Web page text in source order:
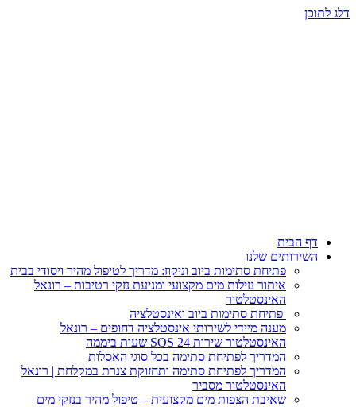
הבית
שלנו
פתיחת סתימות ביוב וניקוז: מדריך לטיפול מהיר ויסודי בבית
איתור נזילות מים מקצועי ומניעת נזקי רטיבות – רונאל
האינסטלטור
פתיחת סתימות ביוב ואינסטלציה
מענה מיידי לשירותי אינסטלציה דחופים – רונאל
האינסטלטור שירות SOS 24 שעות ביממה
המדריך לפתיחת סתימה בכל סוגי האסלות
המדריך לפתיחת סתימה ותחזוקת צנרת במקלחת | רונאל
האינסטלטור מסביר
שאיבת הצפות מים מקצועית – טיפול מהיר בנזקי מים